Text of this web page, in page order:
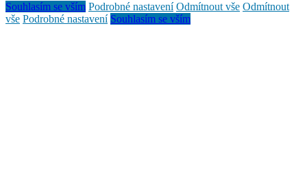
Souhlasím se vším Podrobné nastavení Odmítnout vše Odmítnout
vše Podrobné nastavení Souhlasím se vším